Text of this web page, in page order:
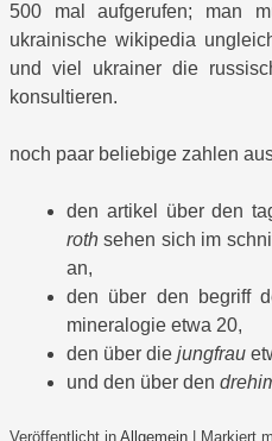
500 mal aufgerufen; man
ukrainische wikipedia
und viel ukrainer die
konsultieren.
noch paar beliebige zahlen
den artikel über den
roth sehen sich im
an,
den über den begriff
mineralogie etwa 20,
den über die jungfrau
und den über den
Veröffentlicht in Allgemein Markiert